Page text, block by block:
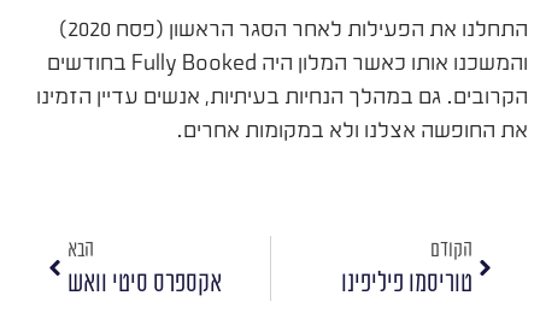
התחלנו את הפעילות לאחר הסגר הראשון (פסח 2020)
והמשכנו אותו כאשר המלון היה Fully Booked בחודשים
הקרובים. גם במהלך הנחיות בעיתיות, אנשים עדיין הזמינו
את החופשה אצלנו ולא במקומות אחרים.
הקודם
טוריסמו פיליפינו
הבא
אקספרס סיטי וואש